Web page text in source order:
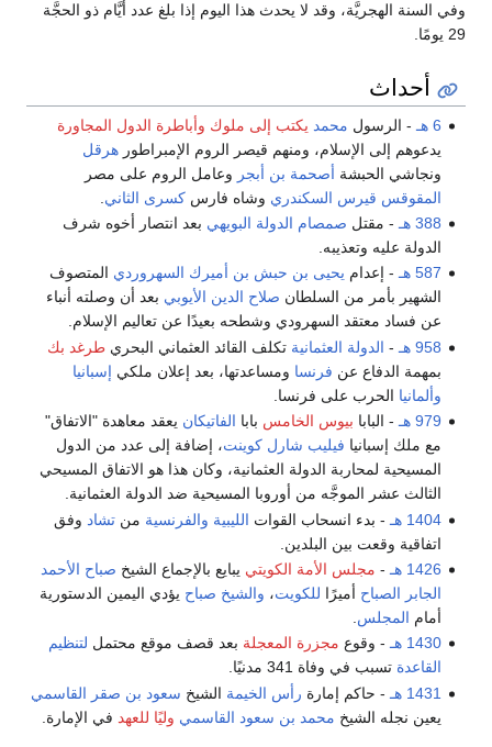
وفي السنة الهجريَّة، وقد لا يحدث هذا اليوم إذا بلغ عدد أيَّام ذو الحجَّة
29 يومًا.
أحداث
6 هـ - الرسول محمد يكتب إلى ملوك وأباطرة الدول المجاورة
يدعوهم إلى الإسلام، ومنهم قيصر الروم الإمبراطورهرقل
ونجاشي الحبشة أصحمة بن أبجر وعامل الروم على مصر
المقوقس قيرس السكندري وشاه فارسكسرى الثاني
388 هـ
- مقتل صمصام الدولة البويهي بعد انتصار أخوه شرف
الدولة عليه وتعذيبه.
587 هـ
- إعدام يحيى بن حبش بن أميرك السهروردي المتصوف
الشهير بأمر من السلطان صلاح الدين الأيوبي بعد أن وصلته أنباء
عن فساد معتقد السهرودي وشطحه بعيدًا عن تعاليم الإسلام.
958 هـ
- الدولة العثمانية تكلف القائد العثماني البحريطرغد بك
بمهمة الدفاع عن فرنسا ومساعدتها، بعد إعلان ملكي إسبانيا
وألمانيا الحرب على فرنسا.
979 هـ
- البابا بيوس الخامس بابا الفاتيكان يعقد معاهدة "الاتفاق"
مع ملك إسبانيا فيليب شارل كوينت، إضافة إلى عدد من الدول
المسيحية لمحاربة الدولة العثمانية، وكان هذا هو الاتفاق المسيحي
الثالث عشر الموجَّه من أوروبا المسيحية ضد الدولة العثمانية.
1404 هـ
- بدء انسحاب القوات الليبية والفرنسية منتشاد وفق
اتفاقية وقعت بين البلدين.
1426 هـ
- مجلس الأمة الكويتي يبايع بالإجماع الشيخ صباح الأحمد
الجابر الصباح أميرًا للكويت، والشيخ صباح يؤدي اليمين الدستورية
أمام المجلس
1430 هـ
- وقوع مجزرة المعجلة بعد قصف موقع محتمل لتنظيم
القاعدة تسبب في وفاة 341 مدنيًا.
1431 هـ
- حاكم إمارة رأس الخيمة الشيخ سعود بن صقر القاسمي
يعين نجله الشيخ محمد بن سعود القاسمي وليًا للعهد في الإمارة.